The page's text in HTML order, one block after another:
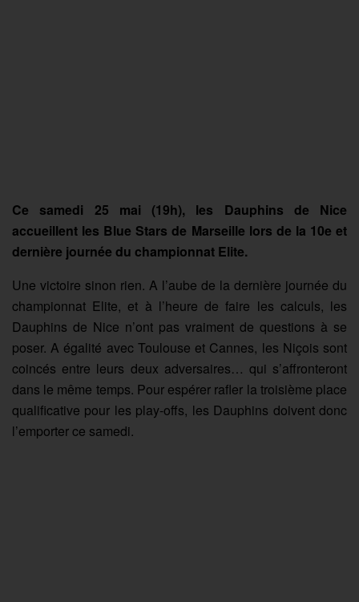
Ce samedi 25 mai (19h), les Dauphins de Nice
accueillent les Blue Stars de Marseille lors de la 10e et
dernière journée du championnat Elite.
Une victoire sinon rien. A l’aube de la dernière journée du
championnat Elite, et à l’heure de faire les calculs, les
Dauphins de Nice n’ont pas vraiment de questions à se
poser. A égalité avec Toulouse et Cannes, les Niçois sont
coincés entre leurs deux adversaires… qui s’affronteront
dans le même temps. Pour espérer rafler la troisième place
qualificative pour les play-offs, les Dauphins doivent donc
l’emporter ce samedi.